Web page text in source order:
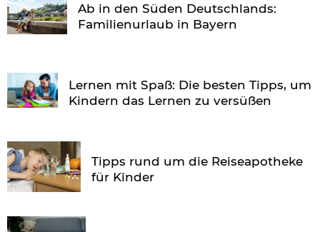
Ab in den Süden Deutschlands:
Familienurlaub in Bayern
Lernen mit Spaß: Die besten Tipps, um
Kindern das Lernen zu versüßen
Tipps rund um die Reiseapotheke
für Kinder